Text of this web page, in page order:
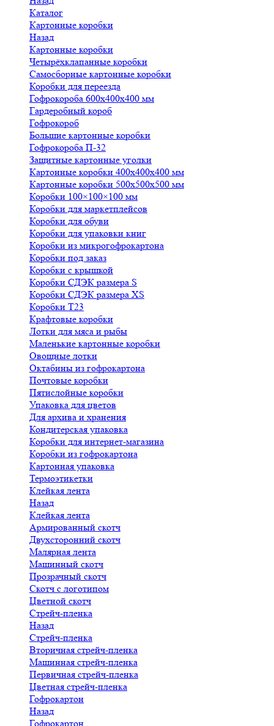
Каталог
Картонные коробки
Назад
Картонные коробки
Четырёхклапанные коробки
Самосборные картонные коробки
Коробки для переезда
Гофрокороба 600х400х400 мм
Гардеробный короб
Гофрокороб
Большие картонные коробки
Гофрокороба П-32
Защитные картонные уголки
Картонные коробки 400х400х400 мм
Картонные коробки 500х500х500 мм
Коробки 100×100×100 мм
Коробки для маркетплейсов
Коробки для обуви
Коробки для упаковки книг
Коробки из микрогофрокартона
Коробки под заказ
Коробки с крышкой
Коробки СДЭК размера S
Коробки СДЭК размера XS
Коробки Т23
Крафтовые коробки
Лотки для мяса и рыбы
Маленькие картонные коробки
Овощные лотки
Октабины из гофрокартона
Почтовые коробки
Пятислойные коробки
Упаковка для цветов
Для архива и хранения
Кондитерская упаковка
Коробки для интернет-магазина
Коробки из гофрокартона
Картонная упаковка
Термоэтикетки
Клейкая лента
Назад
Клейкая лента
Армированный скотч
Двухсторонний скотч
Малярная лента
Машинный скотч
Прозрачный скотч
Скотч с логотипом
Цветной скотч
Стрейч-пленка
Назад
Стрейч-пленка
Вторичная стрейч-пленка
Машинная стрейч-пленка
Первичная стрейч-пленка
Цветная стрейч-пленка
Гофрокартон
Назад
Гофрокартон